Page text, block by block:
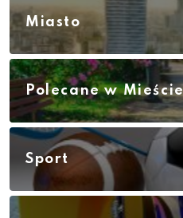
Miasto
Polecane w Mieście
Sport